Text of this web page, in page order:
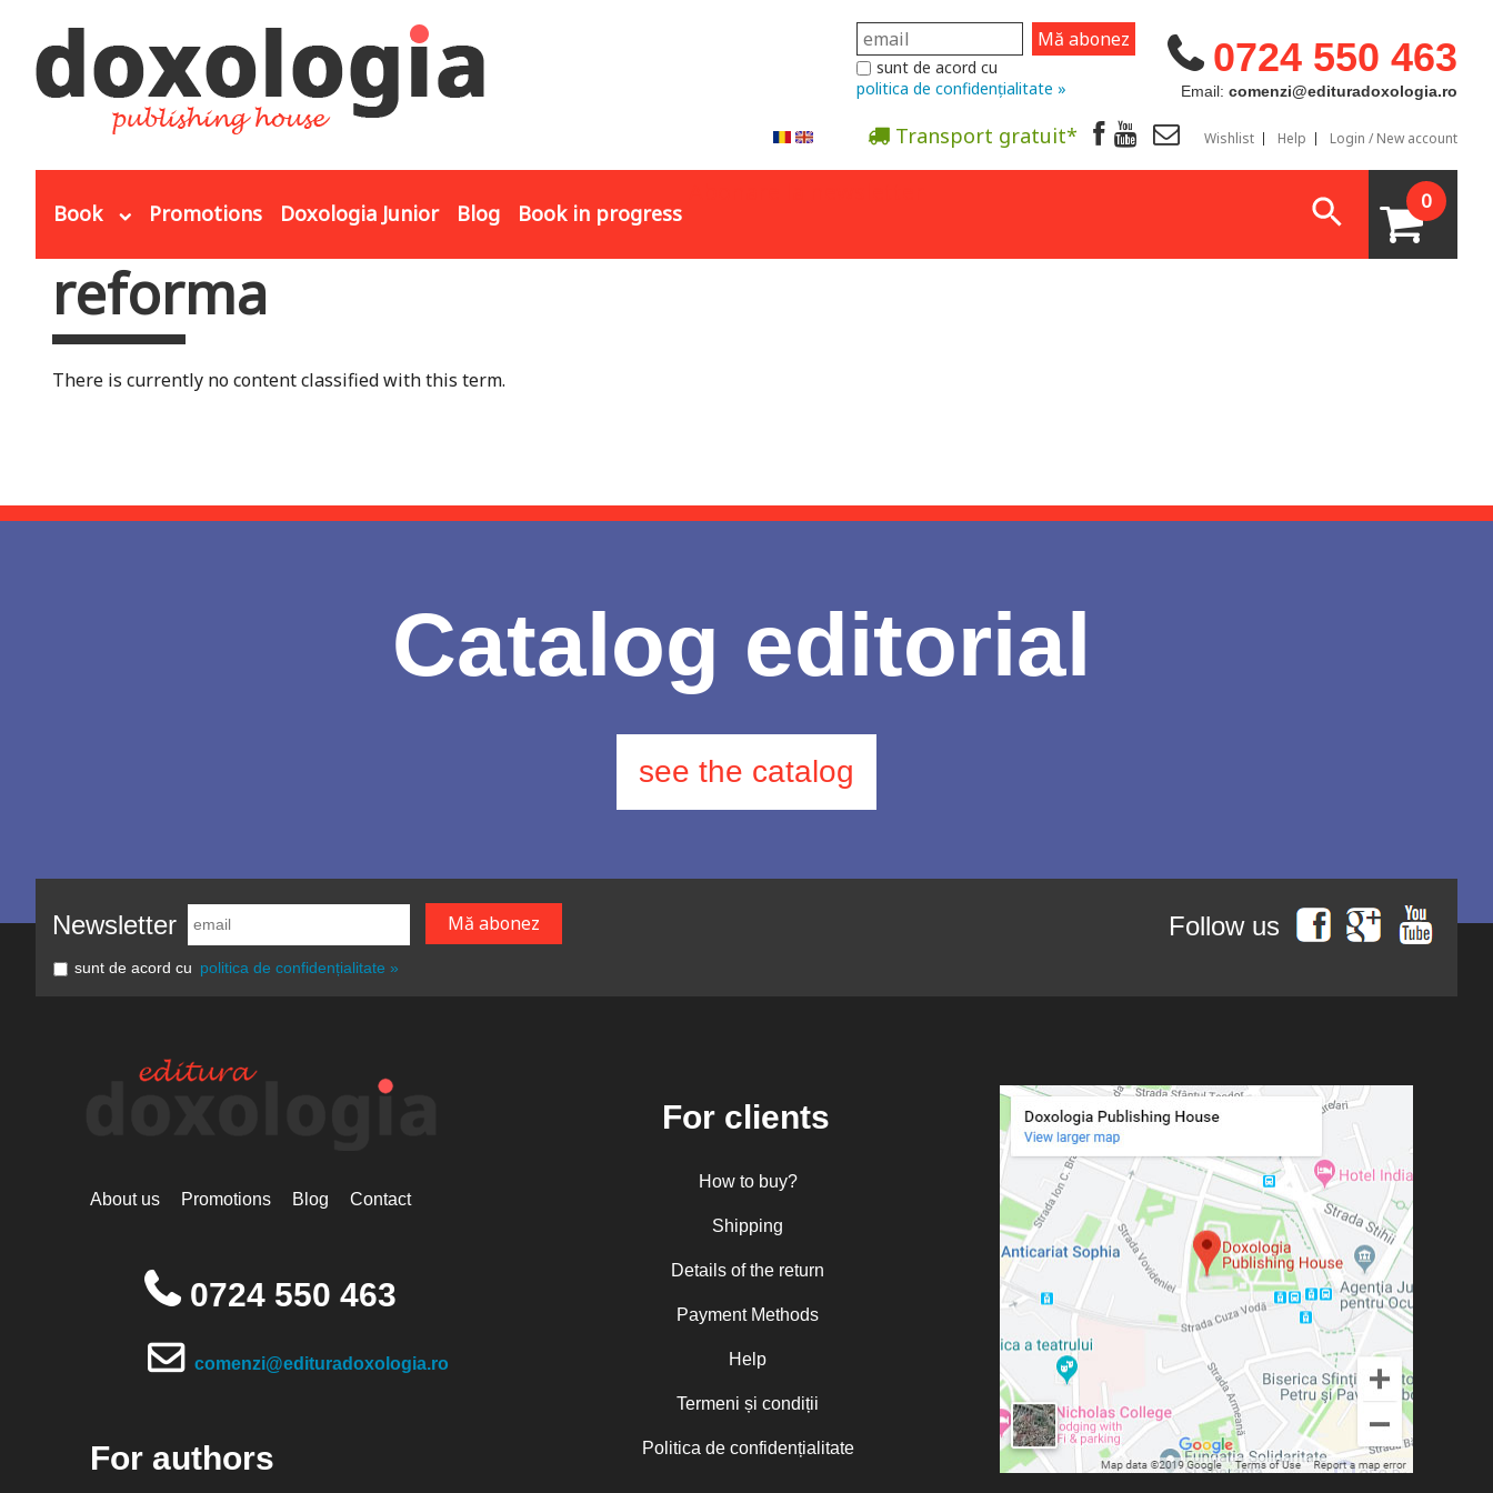
0724 550 463
Email: comenzi@edituradoxologia.ro
sunt de acord cu
politica de confidențialitate »
Transport gratuit* Wishlist Help Login / New account
Book Promotions Doxologia Junior Blog Book in progress 0
You are here
reforma
There is currently no content classified with this term.
Catalog editorial
see the catalog
Newsletter
sunt de acord cu politica de confidențialitate »
Follow us
About us Promotions Blog Contact
0724 550 463
comenzi@edituradoxologia.ro
For authors
For clients
How to buy?
Shipping
Details of the return
Payment Methods
Help
Termeni și condiții
Politica de confidențialitate